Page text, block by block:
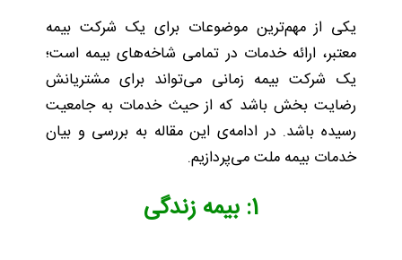
یکی از مهم‌ترین موضوعات برای یک شرکت بیمه
معتبر، ارائه خدمات در تمامی شاخه‌های بیمه است؛
یک شرکت بیمه زمانی می‌تواند برای مشتریانش
رضایت بخش باشد که از حیث خدمات به جامعیت
رسیده باشد. در ادامه‌ی این مقاله به بررسی و بیان
خدمات بیمه ملت می‌پردازیم.
1: بیمه زندگی